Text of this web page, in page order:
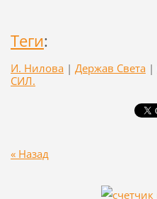
Теги:
И. Нилова | Держав Света |
СИЛ.
« Назад